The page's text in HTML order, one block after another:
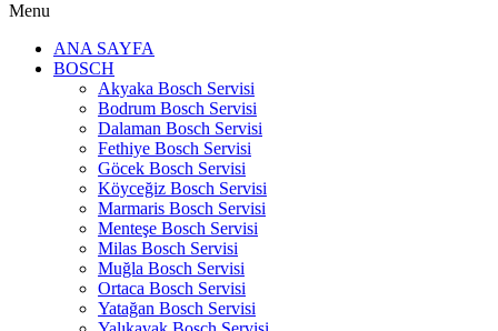
Menu
ANA SAYFA
BOSCH
Akyaka Bosch Servisi
Bodrum Bosch Servisi
Dalaman Bosch Servisi
Fethiye Bosch Servisi
Göcek Bosch Servisi
Köyceğiz Bosch Servisi
Marmaris Bosch Servisi
Menteşe Bosch Servisi
Milas Bosch Servisi
Muğla Bosch Servisi
Ortaca Bosch Servisi
Yatağan Bosch Servisi